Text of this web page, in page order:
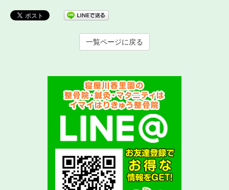
一覧ページに戻る